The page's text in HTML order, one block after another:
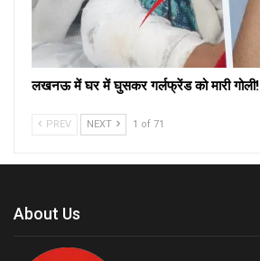
लखनऊ में घर में घुसकर गर्लफ्रेंड को मारी गोली!
PREV NEXT 1 of 71
About Us